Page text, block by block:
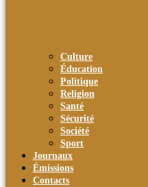
Culture
Éducation
Politique
Religion
Santé
Sécurité
Société
Sport
Journaux
Émissions
Contacts